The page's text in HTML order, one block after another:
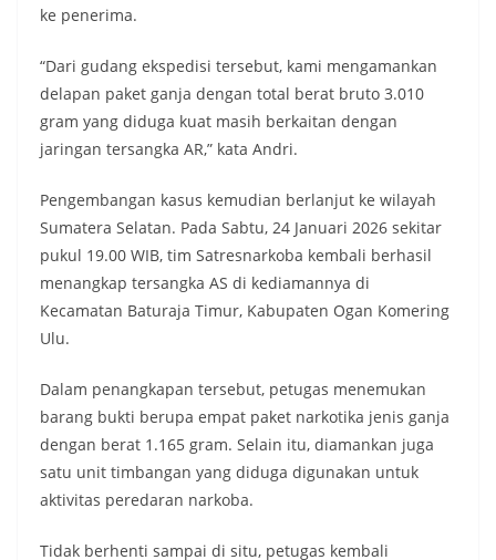
ke penerima.
“Dari gudang ekspedisi tersebut, kami mengamankan
delapan paket ganja dengan total berat bruto 3.010
gram yang diduga kuat masih berkaitan dengan
jaringan tersangka AR,” kata Andri.
Pengembangan kasus kemudian berlanjut ke wilayah
Sumatera Selatan. Pada Sabtu, 24 Januari 2026 sekitar
pukul 19.00 WIB, tim Satresnarkoba kembali berhasil
menangkap tersangka AS di kediamannya di
Kecamatan Baturaja Timur, Kabupaten Ogan Komering
Ulu.
Dalam penangkapan tersebut, petugas menemukan
barang bukti berupa empat paket narkotika jenis ganja
dengan berat 1.165 gram. Selain itu, diamankan juga
satu unit timbangan yang diduga digunakan untuk
aktivitas peredaran narkoba.
Tidak berhenti sampai di situ, petugas kembali